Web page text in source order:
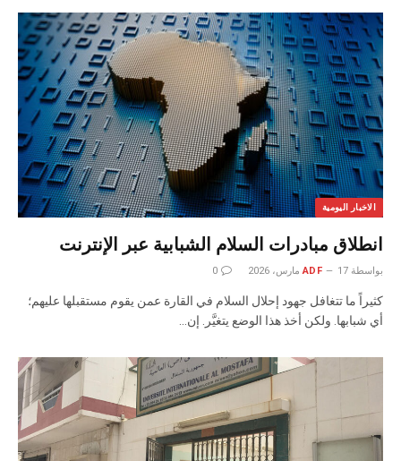
الاخبار اليومية
انطلاق مبادرات السلام الشبابية عبر الإنترنت
بواسطة ADF 17 مارس، 2026 0
كثيراً ما تتغافل جهود إحلال السلام في القارة عمن يقوم مستقبلها عليهم؛
أي شبابها. ولكن أخذ هذا الوضع يتغيَّر. إن…